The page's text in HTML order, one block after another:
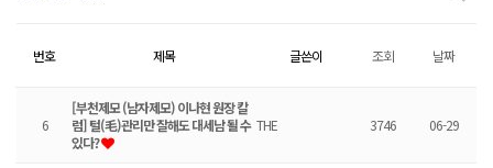
번호 제목 글쓴이 조회 날짜
6
[부천제모 (남자제모) 이나현 원장 칼
럼] 털(毛)관리만 잘해도 대세남 될 수
있다?
THE 3746 06-29